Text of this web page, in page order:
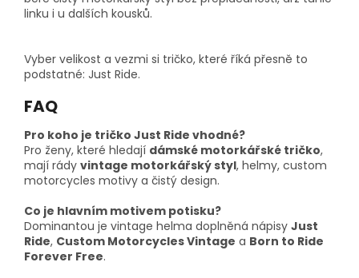
linku i u dalších kousků.
Vyber velikost a vezmi si tričko, které říká přesně to
podstatné: Just Ride.
FAQ
Pro koho je tričko Just Ride vhodné?
Pro ženy, které hledají dámské motorkářské tričko,
mají rády vintage motorkářský styl, helmy, custom
motorcycles motivy a čistý design.
Co je hlavním motivem potisku?
Dominantou je vintage helma doplněná nápisy Just
Ride, Custom Motorcycles Vintage a Born to Ride
Forever Free.